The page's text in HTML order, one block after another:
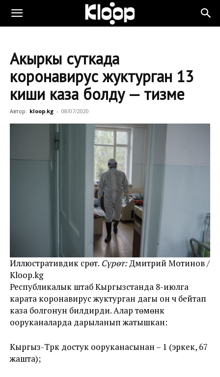
Акыркы суткада
коронавирус жуктурган 13
киши каза болду — тизме
Автор: kloop.kg - 08/07/2020
Иллюстративдик сүрөт. Сүрөт:Дмитрий Мотинов /
Kloop.kg
Республикалык штаб Кыргызстанда 8-июлга
карата коронавирус жуктурган дагы он үч бейтап
каза болгонун билдирди. Алар төмөнкү
ооруканаларда дарыланып жатышкан:
Кыргыз-Түрк достук ооруканасынан – 1 (эркек, 67
жашта);